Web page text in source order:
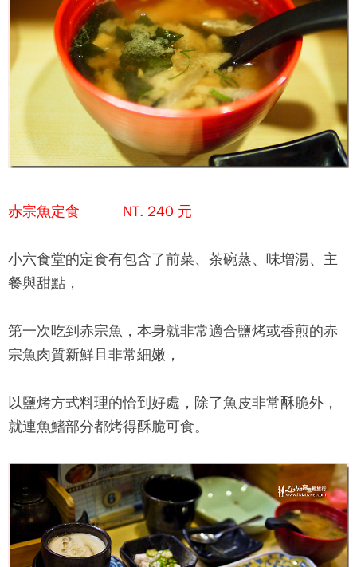
赤宗魚定食 NT. 240 元
小六食堂的定食有包含了前菜、茶碗蒸、味增湯、主
餐與甜點，
第一次吃到赤宗魚，本身就非常適合鹽烤或香煎的赤
宗魚肉質新鮮且非常細嫩，
以鹽烤方式料理的恰到好處，除了魚皮非常酥脆外，
就連魚鰭部分都烤得酥脆可食。